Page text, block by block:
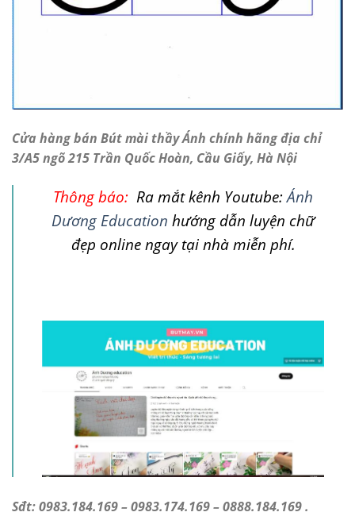
Cửa hàng bán Bút mài thầy Ánh chính hãng địa chỉ
3/A5 ngõ 215 Trần Quốc Hoàn, Cầu Giấy, Hà Nội
Thông báo: Ra mắt kênh Youtube:Ánh
Dương Education hướng dẫn luyện chữ
đẹp online ngay tại nhà miễn phí.
Sđt: 0983.184.169 – 0983.174.169 – 0888.184.169 .